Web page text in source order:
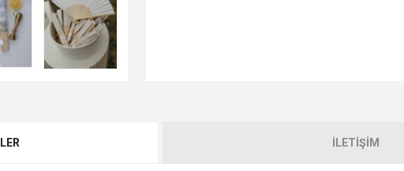
İLETIŞIM